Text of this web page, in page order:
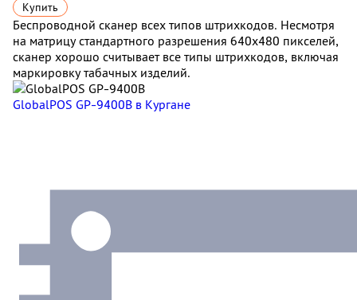
Купить
Беспроводной сканер всех типов штрихкодов. Несмотря
на матрицу стандартного разрешения 640х480 пикселей,
сканер хорошо считывает все типы штрихкодов, включая
маркировку табачных изделий.
GlobalPOS GP-9400B в Кургане